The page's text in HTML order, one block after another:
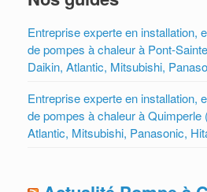
Entreprise experte en installation,
de pompes à chaleur à Pont-
Daikin, Atlantic, Mitsubishi,
Entreprise experte en installation,
de pompes à chaleur à Quimperle
Atlantic, Mitsubishi, Panasonic,